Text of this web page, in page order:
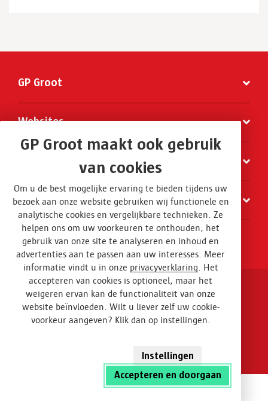
Container huren Direct contact
GP Groot
Websites
Contact
Disclaimer en privacy
Algemene voorwaarden
Design
GP Groot maakt ook gebruik
van cookies
Om u de best mogelijke ervaring te bieden tijdens uw
bezoek aan onze website gebruiken wij functionele en
analytische cookies en vergelijkbare technieken. Ze
helpen ons om uw voorkeuren te onthouden, het
gebruik van onze site te analyseren en inhoud en
advertenties aan te passen aan uw interesses. Meer
informatie vindt u in onze privacyverklaring . Het
accepteren van cookies is optioneel, maar het
weigeren ervan kan de functionaliteit van onze
website beïnvloeden. Wilt u liever zelf uw cookie-
voorkeur aangeven? Klik dan op instellingen.
Instellingen
Accepteren en doorgaan